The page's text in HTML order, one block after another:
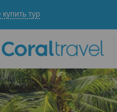
купить тур